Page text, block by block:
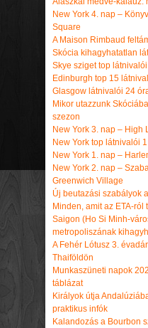
New York 4. nap –
Square
A Maison Rimbaud
Skócia kihagyhatatlan
Skye sziget top
Edinburgh top 15
Glasgow látnivalói 24
Mikor utazzunk
szezon
New York 3. nap – High
New York top látnivalói
New York 1. nap –
New York 2. nap –
Greenwich Village
Új beutazási szabályok
Minden, amit az ETA-ról
Saigon (Ho Si Minh-
metropoliszának
A Fehér Lótusz 3.
Thaiföldön
Munkaszüneti napok
táblázat
Királyok útja
praktikus infók
Kalandozás a Bourbon